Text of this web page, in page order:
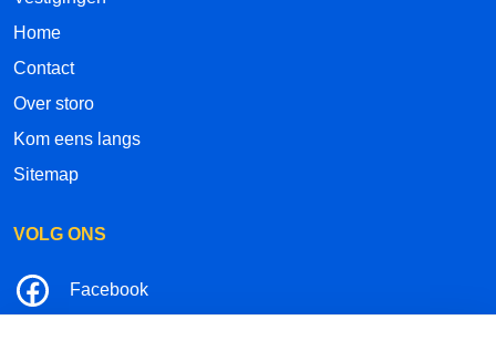
Home
Contact
Over storo
Kom eens langs
Sitemap
VOLG ONS
Facebook